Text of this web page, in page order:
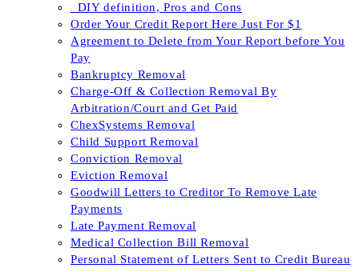
_DIY definition, Pros and Cons
Order Your Credit Report Here Just For $1
Agreement to Delete from Your Report before You
Pay
Bankruptcy Removal
Charge-Off & Collection Removal By
Arbitration/Court and Get Paid
ChexSystems Removal
Child Support Removal
Conviction Removal
Eviction Removal
Goodwill Letters to Creditor To Remove Late
Payments
Late Payment Removal
Medical Collection Bill Removal
Personal Statement of Letters Sent to Credit Bureau